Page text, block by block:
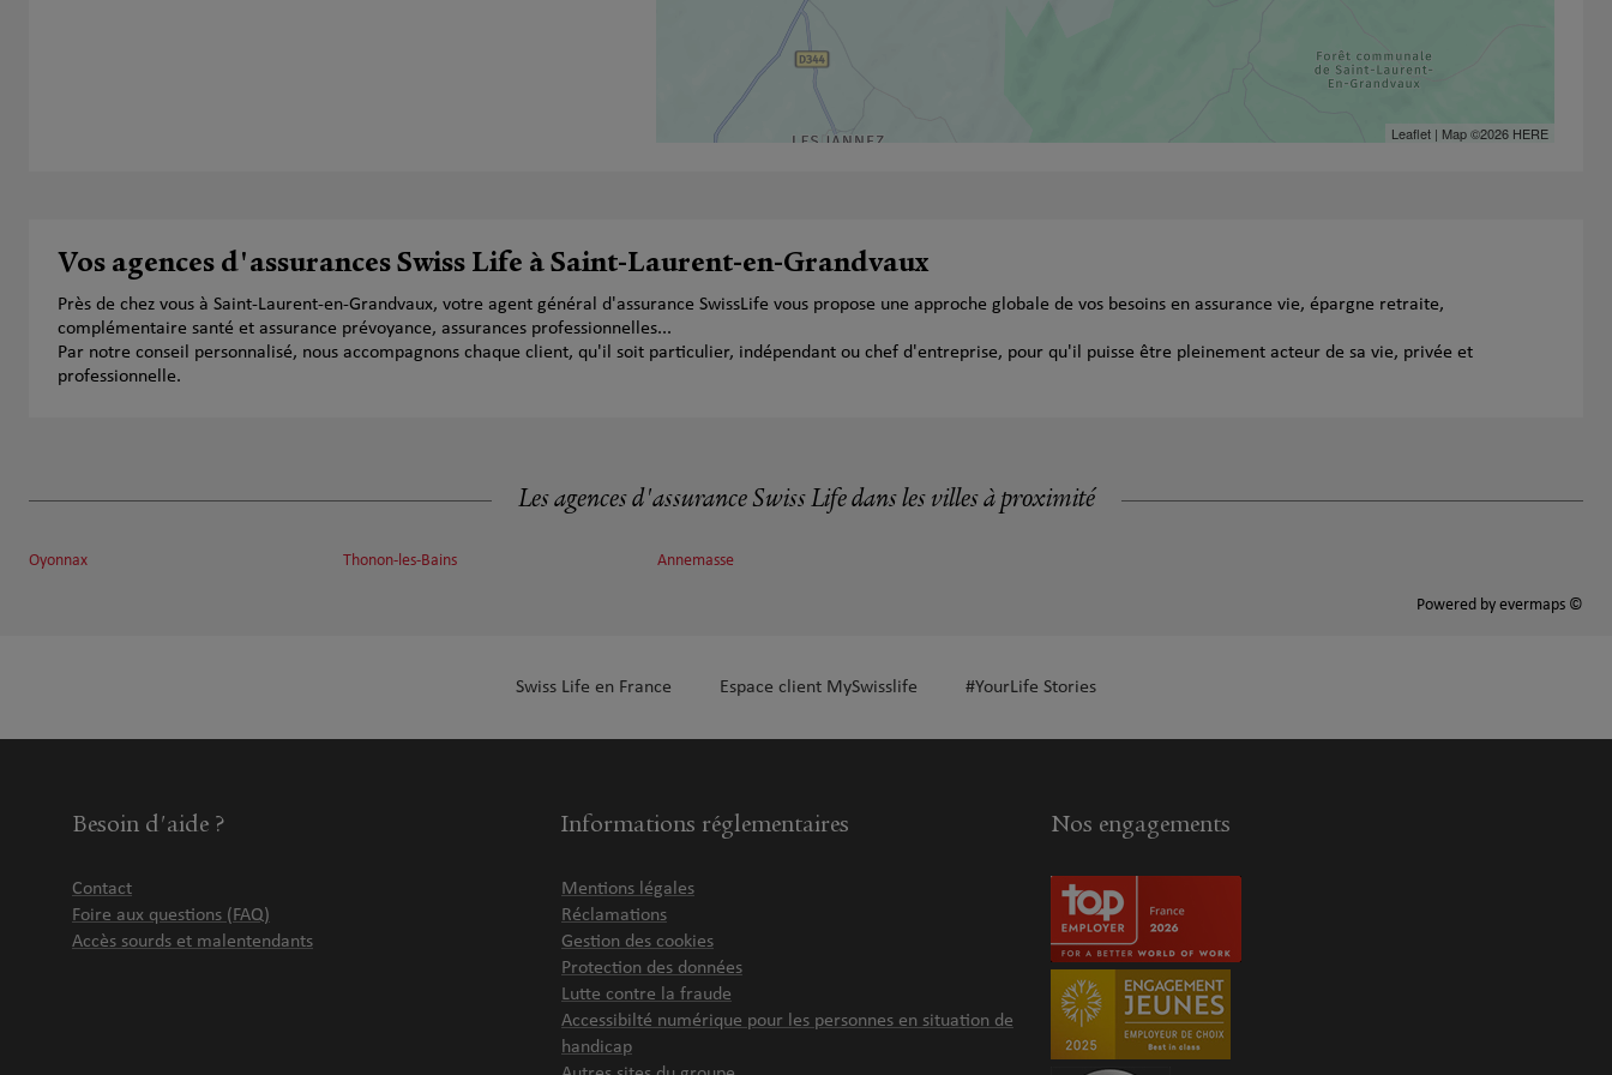
Leaflet| Map ©2026 HERE
Vos agences d'assurances Swiss Life à Saint-Laurent-en-Grandvaux
Près de chez vous à Saint-Laurent-en-Grandvaux, votre agent général d'assurance SwissLife vous propose une approche globale de vos besoins en assurance vie, épargne retraite,
complémentaire santé et assurance prévoyance, assurances professionnelles...
Par notre conseil personnalisé, nous accompagnons chaque client, qu'il soit particulier, indépendant ou chef d'entreprise, pour qu'il puisse être pleinement acteur de sa vie, privée et
professionnelle.
Les agences d'assurance Swiss Life dans les villes à proximité
Oyonnax Thonon-les-Bains Annemasse
Powered by evermaps ©
Swiss Life en France Espace client MySwisslife #YourLife Stories
Besoin d'aide ?
Contact
Foire aux questions (FAQ)
Accès sourds et malentendants
Informations réglementaires
Mentions légales
Réclamations
Gestion des cookies
Protection des données
Lutte contre la fraude
Accessibilté numérique pour les personnes en situation de
handicap
Nos engagements